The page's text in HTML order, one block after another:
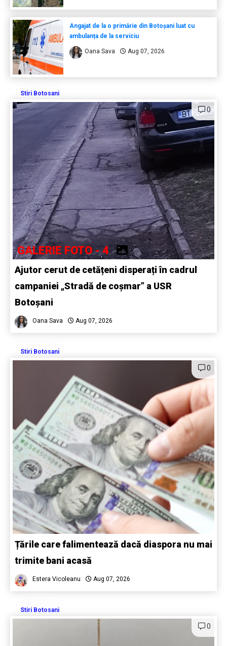
Angajat de la o primărie din Botoșani luat cu
ambulanța de la serviciu
Oana Sava Aug 07, 2026
Stiri Botosani
0
GALERIE FOTO - 4
Ajutor cerut de cetățeni disperați în cadrul
campaniei „Stradă de coșmar” a USR
Botoșani
Oana Sava Aug 07, 2026
Stiri Botosani
0
Țările care falimentează dacă diaspora nu mai
trimite bani acasă
Estera Vicoleanu Aug 07, 2026
Stiri Botosani
0